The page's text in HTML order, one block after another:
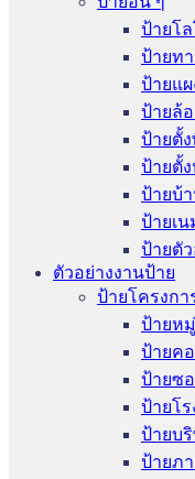
ป้ายโ
ป้ายทา
ป้ายแ
ป้ายล้
ป้ายตั้
ป้ายตั้
ป้ายบ้
ป้ายเ
ป้ายตั
ตัวอย่างงานป้าย
ป้ายโครงกา
ป้ายห
ป้ายค
ป้ายซ
ป้ายโร
ป้ายบ
ป้ายภ